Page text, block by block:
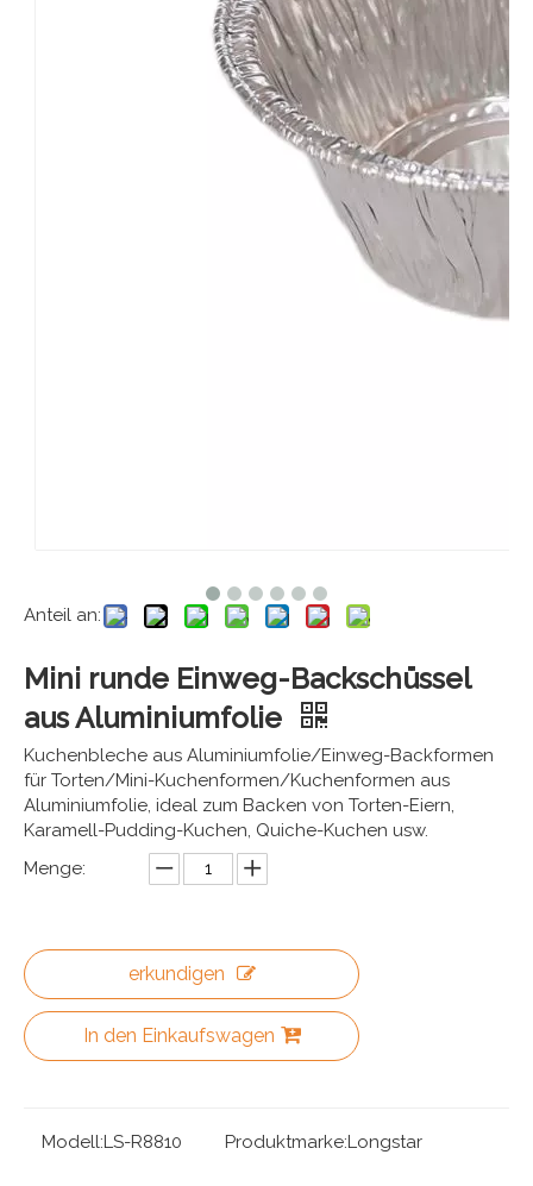
Anteil an:
Mini runde Einweg-Backschüssel
aus Aluminiumfolie
Kuchenbleche aus Aluminiumfolie/Einweg-Backformen
für Torten/Mini-Kuchenformen/Kuchenformen aus
Aluminiumfolie, ideal zum Backen von Torten-Eiern,
Karamell-Pudding-Kuchen, Quiche-Kuchen usw.
Menge:
erkundigen
In den Einkaufswagen
Modell:LS-R8810 Produktmarke:Longstar